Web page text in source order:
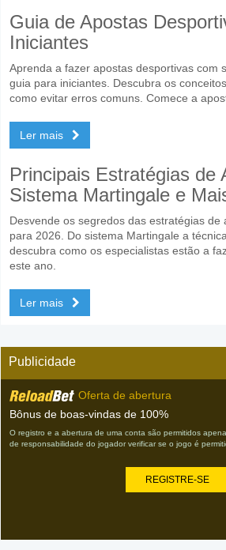
Guia de Apostas
Iniciantes
Aprenda a fazer apostas desportivas com
guia para iniciantes. Descubra os
como evitar erros comuns. Comece a
Ler mais
Principais Estratégias de
Sistema Martingale e
Desvende os segredos das estratégias de
para 2026. Do sistema Martingale a
descubra como os especialistas estão a
este ano.
Ler mais
Publicidade
Oferta de abertura
Bônus de boas-vindas de 100%
O registro e a abertura de uma conta são permitidos
de responsabilidade do jogador verificar se o jogo é
REGISTRE-SE